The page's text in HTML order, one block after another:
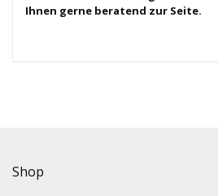
Ihnen gerne beratend zur Seite.
Shop